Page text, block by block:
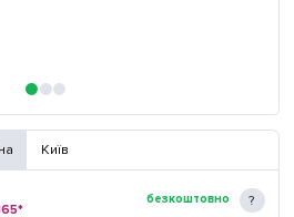
Київ
безкоштовно